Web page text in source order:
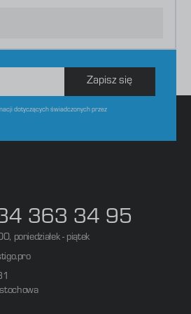
Zapisz się
dotyczących świadczonych przez
363 34 95
poniedziałek - piątek